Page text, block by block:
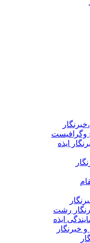
وگرافیست
ایذه
رشت
ایذه
خبرنگار